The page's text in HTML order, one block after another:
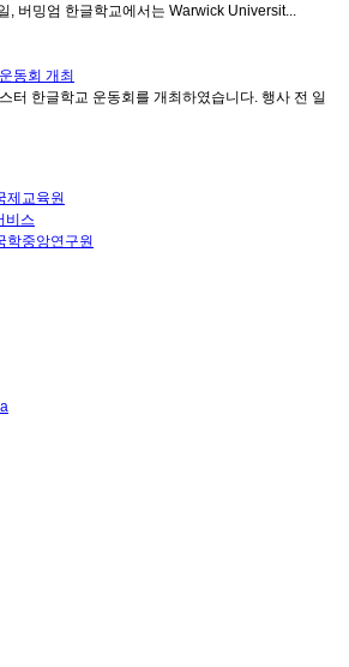
, 버밍엄 한글학교에서는 Warwick Universit...
동회 개최
터 한글학교 운동회를 개최하였습니다. 행사 전 일